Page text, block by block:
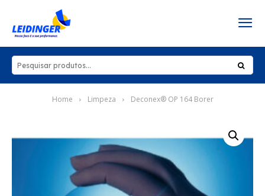
Home Limpeza Deconex® OP 164 Borer